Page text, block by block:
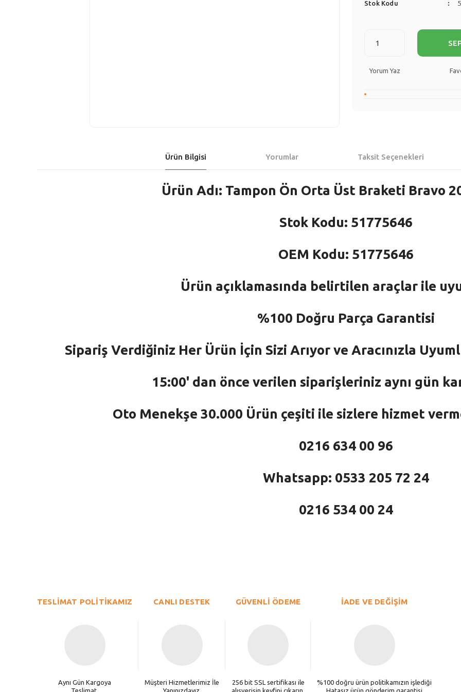
Stok Kodu
Yorum Yaz
Ürün Bilgisi Yorumlar Taksit Seçenekleri
Ürün Adı: Tampon Ön Orta Üst Braketi Bravo
Stok Kodu: 51775646
OEM Kodu: 51775646
Ürün açıklamasında belirtilen araçlar ile
%100 Doğru Parça Garantisi
Sipariş Verdiğiniz Her Ürün İçin Sizi Arıyor ve Aracınızla
15:00' dan önce verilen siparişleriniz aynı gün
Oto Menekşe 30.000 Ürün çeşiti ile sizlere hizmet
0216 634 00 96
Whatsapp: 0533 205 72 24
0216 534 00 24
Ürün açıklamasında eksik bilgiler bulunuyor.
TESLİMAT POLİTİKAMIZ
Aynı Gün Kargoya
Teslimat.
CANLI DESTEK
Müşteri Hizmetlerimiz İle
Yanınızdayız.
GÜVENLİ ÖDEME
256 bit SSL sertifikası ile
alışverişin keyfini çıkarın.
İADE VE DEĞİŞİM
%100 doğru ürün politikamızın işlediği
Hatasız ürün gönderim garantisi